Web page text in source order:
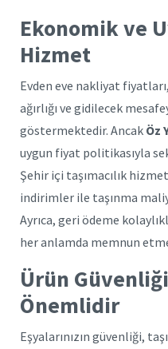
Ekonomik ve
Hizmet
Evden eve nakliyat
ağırlığı ve gidilecek
göstermektedir. Ancak Öz
uygun fiyat politikasıyla
Şehir içi taşımacılık
indirimler ile taşınma
Ayrıca, geri ödeme
her anlamda memnun
Ürün
Önemlidir
Eşyalarınızın güvenliği,